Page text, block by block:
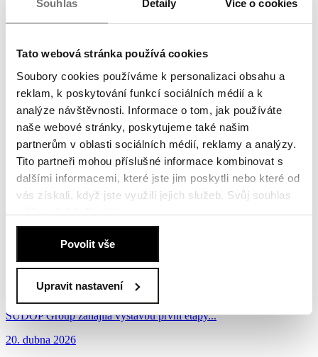
Souhlas Detaily Více o cookies
Tato webová stránka používá cookies
Soubory cookies používáme k personalizaci obsahu a
reklam, k poskytování funkcí sociálních médií a k
analýze návštěvnosti. Informace o tom, jak používáte
naše webové stránky, poskytujeme také našim
partnerům v oblasti sociálních médií, reklamy a analýzy.
Tito partneři mohou příslušné informace kombinovat s
dalšími informacemi, které jste jim poskytli nebo které od
vás získali, když jste využili jejich služeb. Svůj souhlas
můžete kdykoliodmítnout.
Zásady používání souborů cookies
Povolit vše
Upravit nastavení
Projekt BRIQUE na Veleslavíně získal stavební
povolení, výstavba začne v červnu
Společný projekt BRIQUE na Veleslavíně společností Penta Real
10. června 2026
Více
Poklepání základního kamene projektu
Vinohradská 8
Společnosti Penta Real Estate a PSN slavnostně poklepaly na
základní kámen projektu Vinohradská 8. Nový...
Společnost Penta Real Estate společně s partnery ze společnosti
SUDOP Group zahájila výstavbu první etapy...
20. dubna 2026